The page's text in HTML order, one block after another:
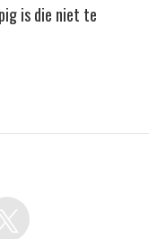
is die niet te